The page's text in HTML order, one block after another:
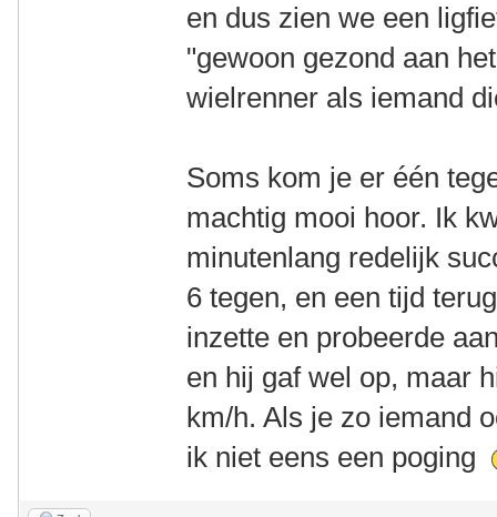
en dus zien we een
"gewoon gezond aan
wielrenner als iemand
Soms kom je er één
machtig mooi hoor. Ik
minutenlang redelijk
6 tegen, en een tijd
inzette en probeerde
en hij gaf wel op, maar
km/h. Als je zo iemand
ik niet eens een poging